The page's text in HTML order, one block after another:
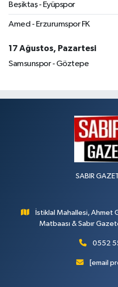
Beşiktaş - Eyüpspor
Amed - Erzurumspor FK
17 Ağustos, Pazartesi
Samsunspor - Göztepe
SABIR
İstiklal Mahallesi, Ahmet
Matbaası & Sabır
0552
[email